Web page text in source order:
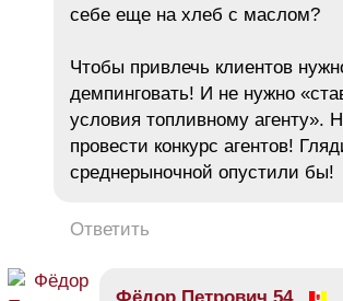
себе еще на хлеб с маслом?
Чтобы привлечь клиентов
демпинговать! И не нужно
условия топливному агенту».
провести конкурс агентов!
среднерыночной опустили бы!
Ответить